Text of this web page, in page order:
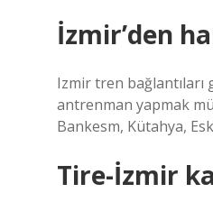
İzmir’den
Izmir tren
antrenman yapmak
Bankesm, Kütahya,
Tire-İzmir